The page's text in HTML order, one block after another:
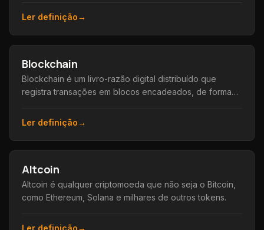
intermediários.
Ler definição→
Blockchain
Blockchain é um livro-razão digital distribuído que
registra transações em blocos encadeados, de forma
Ler definição→
Altcoin
Altcoin é qualquer criptomoeda que não seja o Bitcoin,
como Ethereum, Solana e milhares de outros tokens.
Ler definição→